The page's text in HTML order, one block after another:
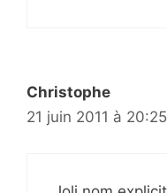
Christophe
21 juin 2011 à 20:25